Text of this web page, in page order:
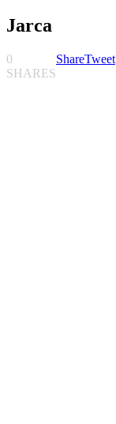
Jarca
0
SHARES
ShareTweet